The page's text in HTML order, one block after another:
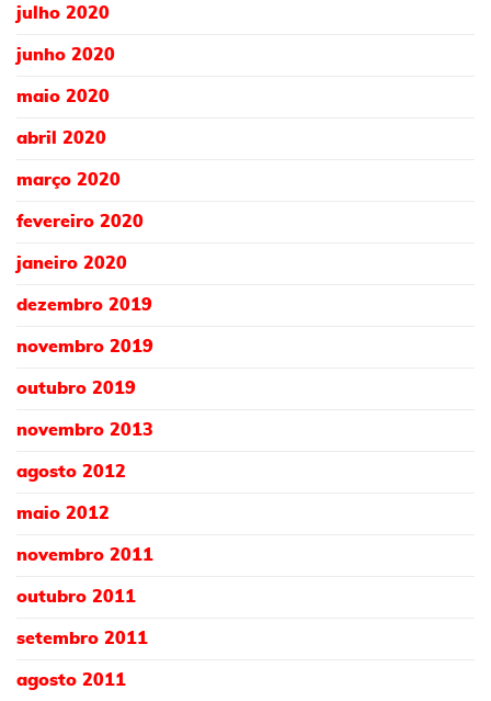
julho 2020
junho 2020
maio 2020
abril 2020
março 2020
fevereiro 2020
janeiro 2020
dezembro 2019
novembro 2019
outubro 2019
novembro 2013
agosto 2012
maio 2012
novembro 2011
outubro 2011
setembro 2011
agosto 2011